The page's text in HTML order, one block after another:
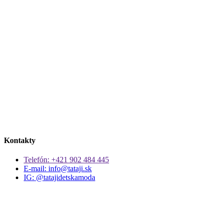
Kontakty
Telefón: +421 902 484 445
E-mail: info@tataji.sk
IG: @tatajidetskamoda